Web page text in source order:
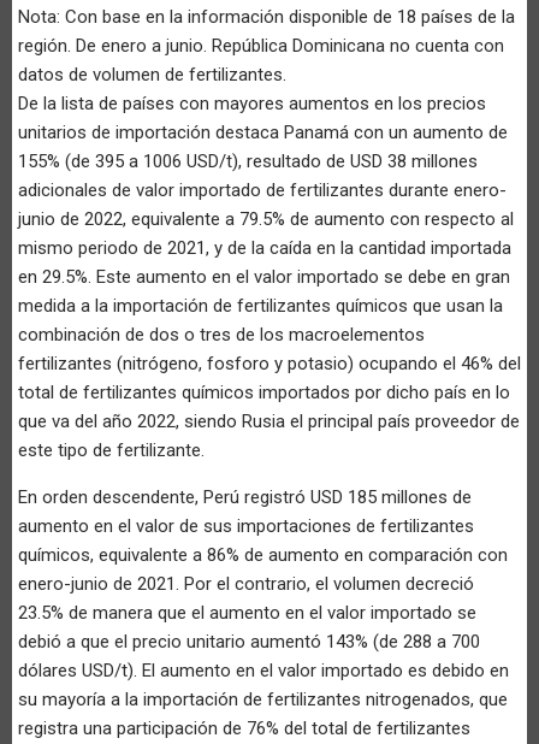
Nota: Con base en la información disponible de 18 países de la
región. De enero a junio. República Dominicana no cuenta con
datos de volumen de fertilizantes.
De la lista de países con mayores aumentos en los precios
unitarios de importación destaca Panamá con un aumento de
155% (de 395 a 1006 USD/t), resultado de USD 38 millones
adicionales de valor importado de fertilizantes durante enero-
junio de 2022, equivalente a 79.5% de aumento con respecto al
mismo periodo de 2021, y de la caída en la cantidad importada
en 29.5%. Este aumento en el valor importado se debe en gran
medida a la importación de fertilizantes químicos que usan la
combinación de dos o tres de los macroelementos
fertilizantes (nitrógeno, fosforo y potasio) ocupando el 46% del
total de fertilizantes químicos importados por dicho país en lo
que va del año 2022, siendo Rusia el principal país proveedor de
este tipo de fertilizante.
En orden descendente, Perú registró USD 185 millones de
aumento en el valor de sus importaciones de fertilizantes
químicos, equivalente a 86% de aumento en comparación con
enero-junio de 2021. Por el contrario, el volumen decreció
23.5% de manera que el aumento en el valor importado se
debió a que el precio unitario aumentó 143% (de 288 a 700
dólares USD/t). El aumento en el valor importado es debido en
su mayoría a la importación de fertilizantes nitrogenados, que
registra una participación de 76% del total de fertilizantes